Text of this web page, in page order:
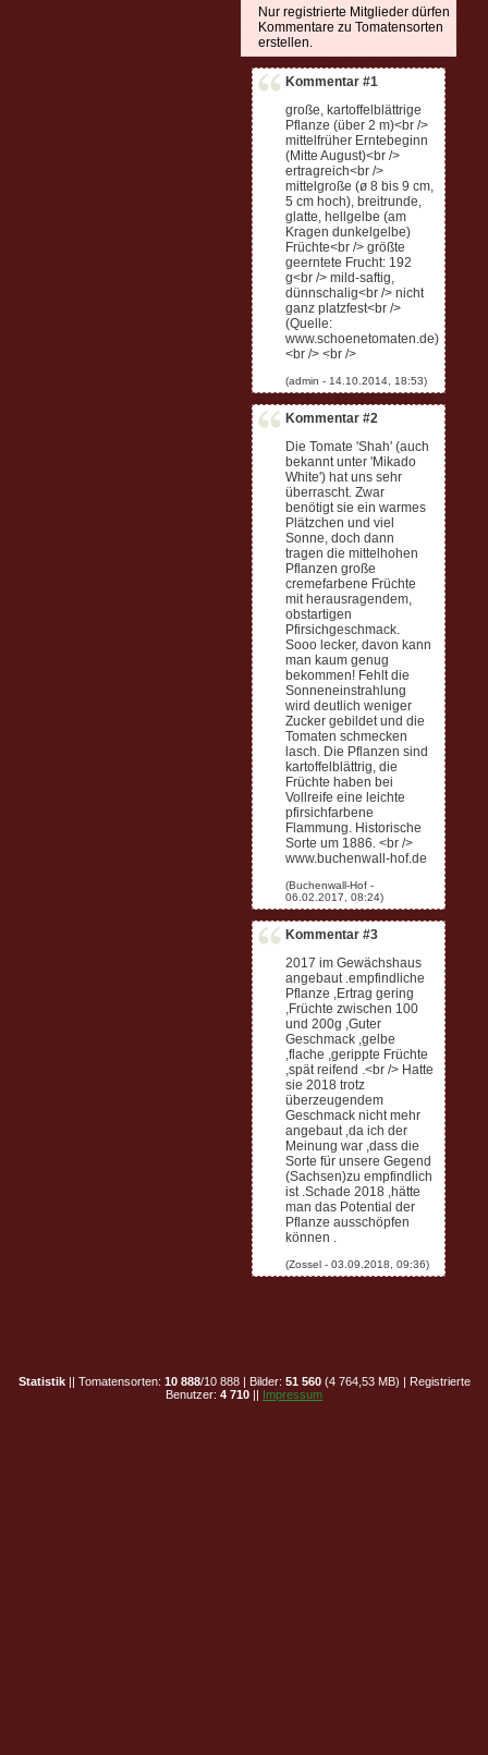
Nur registrierte Mitglieder dürfen
Kommentare zu Tomatensorten
erstellen.
Kommentar #1
große, kartoffelblättrige
Pflanze (über 2 m)<br />
mittelfrüher Erntebeginn
(Mitte August)<br />
ertragreich<br />
mittelgroße (ø 8 bis 9 cm,
5 cm hoch), breitrunde,
glatte, hellgelbe (am
Kragen dunkelgelbe)
Früchte<br /> größte
geerntete Frucht: 192
g<br /> mild-saftig,
dünnschalig<br /> nicht
ganz platzfest<br />
(Quelle:
www.schoenetomaten.de)
<br /> <br />
Kommentar #2
Die Tomate 'Shah' (auch
bekannt unter 'Mikado
White') hat uns sehr
überrascht. Zwar
benötigt sie ein warmes
Plätzchen und viel
Sonne, doch dann
tragen die mittelhohen
Pflanzen große
cremefarbene Früchte
mit herausragendem,
obstartigen
Pfirsichgeschmack.
Sooo lecker, davon kann
man kaum genug
bekommen! Fehlt die
Sonneneinstrahlung
wird deutlich weniger
Zucker gebildet und die
Tomaten schmecken
lasch. Die Pflanzen sind
kartoffelblättrig, die
Früchte haben bei
Vollreife eine leichte
pfirsichfarbene
Flammung. Historische
Sorte um 1886. <br />
www.buchenwall-hof.de
Kommentar #3
2017 im Gewächshaus
angebaut .empfindliche
Pflanze ,Ertrag gering
,Früchte zwischen 100
und 200g ,Guter
Geschmack ,gelbe
,flache ,gerippte Früchte
,spät reifend .<br /> Hatte
sie 2018 trotz
überzeugendem
Geschmack nicht mehr
angebaut ,da ich der
Meinung war ,dass die
Sorte für unsere Gegend
(Sachsen)zu empfindlich
ist .Schade 2018 ,hätte
man das Potential der
Pflanze ausschöpfen
können .
Statistik|| Tomatensorten: 10 888/10 888 | Bilder: 51 560(4 764,53 MB) | Registrierte
Benutzer: 4 710 || Impressum